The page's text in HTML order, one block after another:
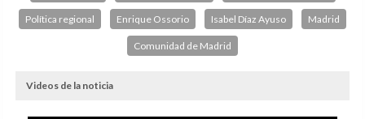
Política regional Enrique Ossorio Isabel Díaz Ayuso Madrid
Comunidad de Madrid
Videos de la noticia